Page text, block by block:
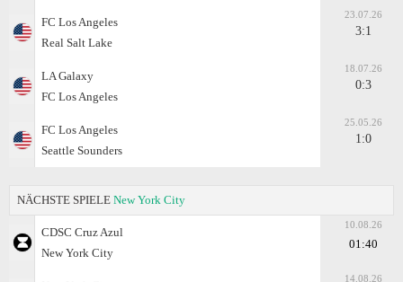
FC Los Angeles
Real Salt Lake
23.07.26
3:1
LA Galaxy
FC Los Angeles
18.07.26
0:3
FC Los Angeles
Seattle Sounders
25.05.26
1:0
NÄCHSTE SPIELE New York City
CDSC Cruz Azul
New York City
10.08.26
01:40
14.08.26